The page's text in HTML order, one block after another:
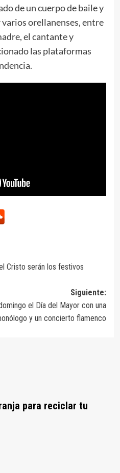
de un cuerpo de baile y
orellanenses, entre
el cantante y
las plataformas
Cristo serán los festivos
Siguiente:
el Día del Mayor con una
y un concierto flamenco
para reciclar tu